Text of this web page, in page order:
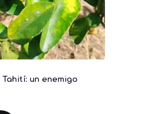
un enemigo